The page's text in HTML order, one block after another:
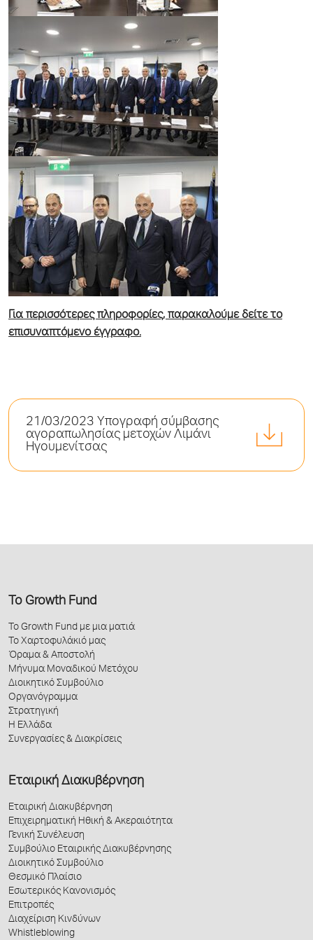
Για περισσότερες πληροφορίες, παρακαλούμε δείτε το
επισυναπτόμενο έγγραφο.
21/03/2023 Υπογραφή σύμβασης
αγοραπωλησίας μετοχών Λιμάνι
Ηγουμενίτσας
Το Growth Fund
Το Growth Fund με μια ματιά
Το Χαρτοφυλάκιό μας
Όραμα & Αποστολή
Μήνυμα Μοναδικού Μετόχου
Διοικητικό Συμβούλιο
Οργανόγραμμα
Στρατηγική
Η Ελλάδα
Συνεργασίες & Διακρίσεις
Εταιρική Διακυβέρνηση
Εταιρική Διακυβέρνηση
Επιχειρηματική Ηθική & Ακεραιότητα
Γενική Συνέλευση
Συμβούλιο Εταιρικής Διακυβέρνησης
Διοικητικό Συμβούλιο
Θεσμικό Πλαίσιο
Εσωτερικός Κανονισμός
Επιτροπές
Διαχείριση Κινδύνων
Whistleblowing